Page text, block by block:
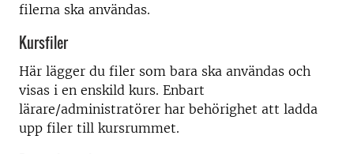
filerna ska användas.
Kursfiler
Här lägger du filer som bara ska användas och
visas i en enskild kurs. Enbart
lärare/administratörer har behörighet att ladda
upp filer till kursrummet.